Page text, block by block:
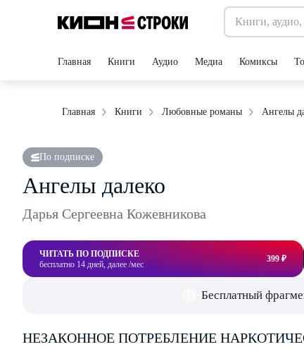
Главная Книги Аудио Медиа Комиксы
Главная Книги Любовные романы Ангелы
По подписке
Ангелы далеко
Дарья Сергеевна Кожевникова
ЧИТАТЬ ПО ПОДПИСКЕ
бесплатно 14 дней, далее /мес
399 ₽
Бесплатный
НЕЗАКОННОЕ ПОТРЕБЛЕНИЕ